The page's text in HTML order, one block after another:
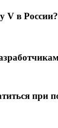
V в России?
при